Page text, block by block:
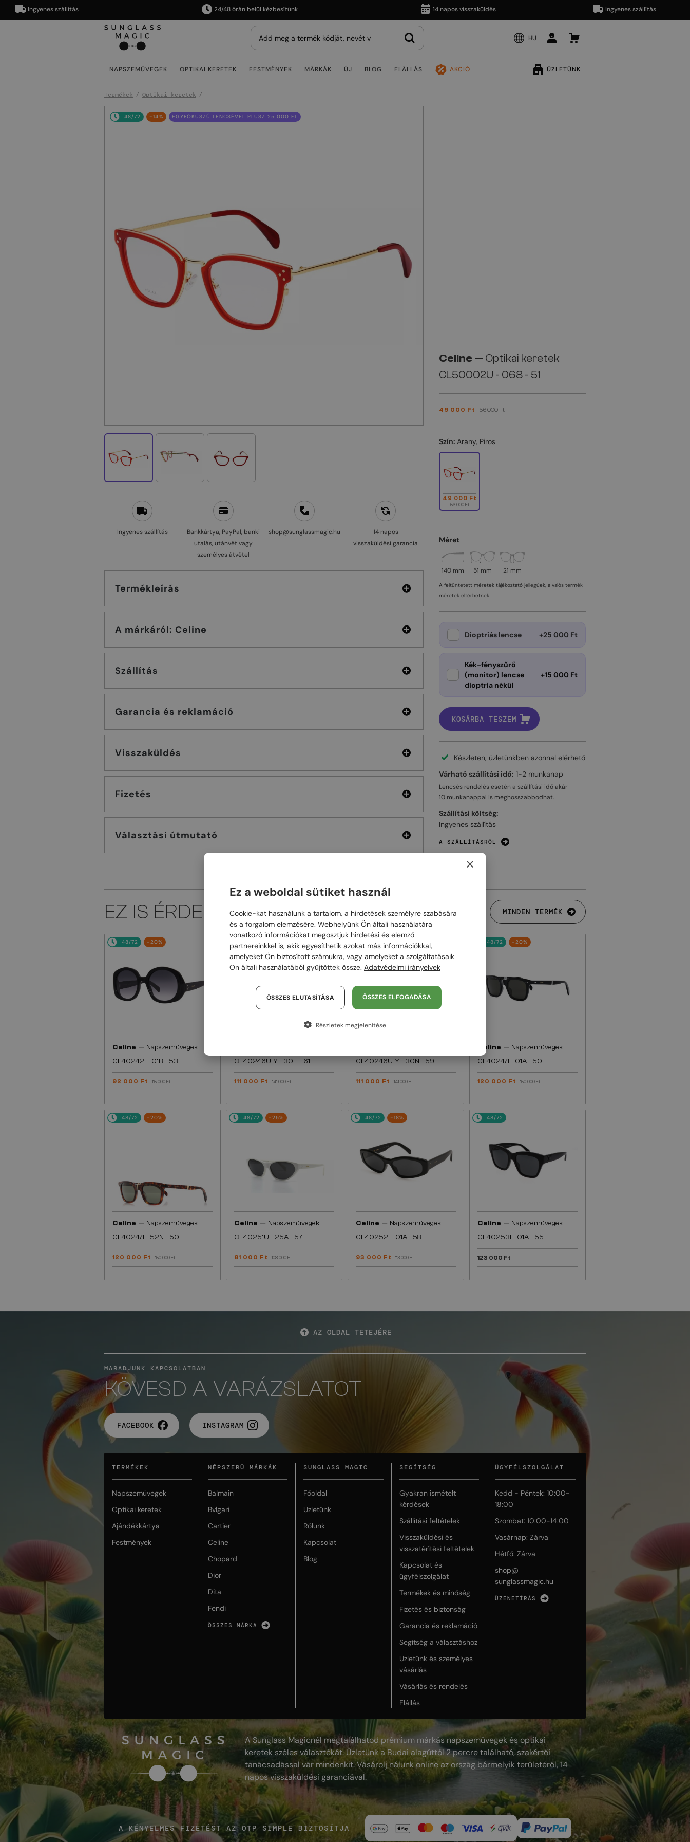
Ingyenes szállítás 24/48 órán belül kézbesítünk 14 napos visszaküldés Ingyenes szállítás
HU
NAPSZEMÜVEGEK OPTIKAI KERETEK FESTMÉNYEK MÁRKÁK ÚJ BLOG ELÁLLÁS AKCIÓ ÜZLETÜNK
Termékek Optikai keretek
48/72 -14% EGYFÓKUSZÚ LENCSÉVEL PLUSZ 25 000 FT
Ingyenes szállítás
Bankkártya, PayPal, banki
utalás, utánvét vagy
személyes átvétel
shop@sunglassmagic.hu
14 napos
visszaküldési garancia
Termékleírás
A márkáról: Celine
Szállítás
Garancia és reklamáció
Visszaküldés
Fizetés
Választási útmutató
Celine — Optikai keretek
CL50002U - 068 - 51
49 000 Ft 56 000 Ft
Szín: Arany, Piros
49 000 Ft
56 000 Ft
Méret
140 mm 51 mm 21 mm
A feltüntetett méretek tájékoztató jellegűek, a valós termék
méretek eltérhetnek.
Dioptriás lencse +25 000 Ft
Kék-fényszűrő
(monitor) lencse
dioptria nékül
+15 000 Ft
KOSÁRBA TESZEM
Készleten, üzletünkben azonnal elérhető
Várható szállítási idő: 1-2 munkanap
Lencsés rendelés esetén a szállítási idő akár
10 munkanappal is meghosszabbodhat.
Szállítási költség:
Ingyenes szállítás
A SZÁLLÍTÁSRÓL
EZ IS ÉRDEKELHET MINDEN TERMÉK
48/72 -20%
Celine — Napszemüvegek
CL40242I - 01B - 53
92 000 Ft 115 000 Ft
48/72 -22%
CL40246U-Y - 30H - 61
111 000 Ft 141 000 Ft
48/72 -22%
CL40246U-Y - 30N - 59
111 000 Ft 141 000 Ft
48/72 -20%
Celine — Napszemüvegek
CL40247I - 01A - 50
120 000 Ft 150 000 Ft
48/72 -20%
Celine — Napszemüvegek
CL40247I - 52N - 50
120 000 Ft 150 000 Ft
48/72 -25%
Celine — Napszemüvegek
CL40251U - 25A - 57
81 000 Ft 108 000 Ft
48/72 -18%
Celine — Napszemüvegek
CL40252I - 01A - 58
93 000 Ft 113 000 Ft
48/72
Celine — Napszemüvegek
CL40253I - 01A - 55
123 000 Ft
AZ OLDAL TETEJÉRE
MARADJUNK KAPCSOLATBAN
KÖVESD A VARÁZSLATOT
FACEBOOK INSTAGRAM
TERMÉKEK
Napszemüvegek
Optikai keretek
Ajándékkártya
Festmények
NÉPSZERŰ MÁRKÁK
Balmain
Bvlgari
Cartier
Celine
Chopard
Dior
Dita
Fendi
ÖSSZES MÁRKA
SUNGLASS MAGIC
Főoldal
Üzletünk
Rólunk
Kapcsolat
Blog
SEGÍTSÉG
Gyakran ismételt
kérdések
Szállítási feltételek
Visszaküldési és
visszatérítési feltételek
Kapcsolat és
ügyfélszolgálat
Termékek és minőség
Fizetés és biztonság
Garancia és reklamáció
Segítség a választáshoz
Üzletünk és személyes
vásárlás
Vásárlás és rendelés
Elállás
ÜGYFÉLSZOLGÁLAT
Kedd - Péntek: 10:00-
18:00
Szombat: 10:00-14:00
Vasárnap: Zárva
Hétfő: Zárva
shop@
sunglassmagic.hu
ÜZENETÍRÁS
A Sunglass Magicnél megtalálhatod prémium márkás napszemüvegek és optikai
keretek széles választékát. Üzletünk a Budai alagúttól 2 percre található, szakértői
tanácsadással vár mindenkit. Vásárolj nálunk online az ország bármelyik területéről, 14
napos visszaküldési garanciával.
A KÉNYELMES FIZETÉST AZ OTP SIMPLE BIZTOSÍTJA
×
Ez a weboldal sütiket használ
Cookie-kat használunk a tartalom, a hirdetések személyre szabására
és a forgalom elemzésére. Webhelyünk Ön általi használatára
vonatkozó információkat megosztjuk hirdetési és elemző
partnereinkkel is, akik egyesíthetik azokat más információkkal,
amelyeket Ön biztosított számukra, vagy amelyeket a szolgáltatásaik
Ön általi használatából gyűjtöttek össze. Adatvédelmi irányelvek
ÖSSZES ELFOGADÁSA
ÖSSZES ELUTASÍTÁSA
Részletek megjelenítése